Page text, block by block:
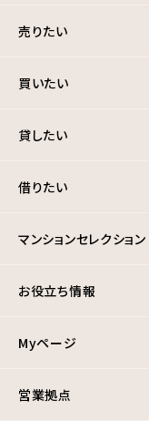
売りたい
買いたい
貸したい
借りたい
マンションセレクション
お役立ち情報
Myページ
営業拠点